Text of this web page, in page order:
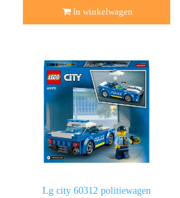
In winkelwagen
Lg city 60312 politiewagen